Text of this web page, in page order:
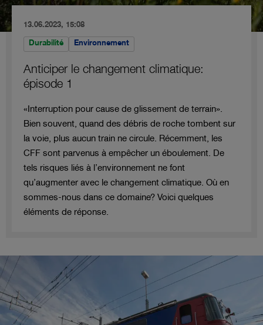
13.06.2023, 15:08
Durabilité Environnement
Anticiper le changement climatique:
épisode 1
«Interruption pour cause de glissement de terrain».
Bien souvent, quand des débris de roche tombent sur
la voie, plus aucun train ne circule. Récemment, les
CFF sont parvenus à empêcher un éboulement. De
tels risques liés à l’environnement ne font
qu’augmenter avec le changement climatique. Où en
sommes-nous dans ce domaine? Voici quelques
éléments de réponse.